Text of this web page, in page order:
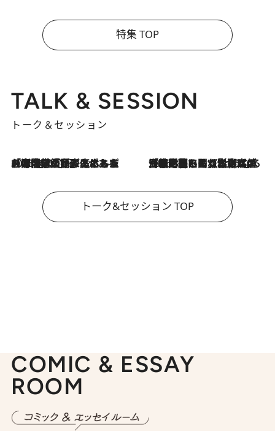
特集 TOP
TALK & SESSION
トーク＆セッション
2026.8.3
「今後値上げがあるとすれば…」「リスクがあるのは今年の冬」エネルギー専門家が語る、ホルムズ海峡封鎖が家庭にもたらす“ある心配” 2026.8.3
「住宅建てられない…」「サーチャージ料の高値が続いている」ホルムズ海峡封鎖による影響はいつまで続く？《エネルギー専門家に聞く“どうなる日本の暮らし”》
トーク&セッション TOP
COMIC & ESSAY
ROOM